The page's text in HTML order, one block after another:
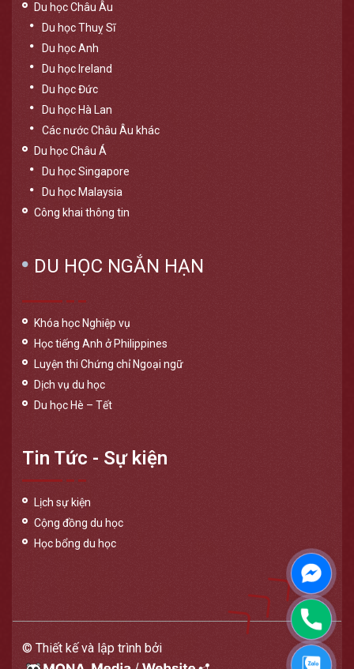
Du học Châu Âu
Du học Thuỵ Sĩ
Du học Anh
Du học Ireland
Du học Đức
Du học Hà Lan
Các nước Châu Âu khác
Du học Châu Á
Du học Singapore
Du học Malaysia
Công khai thông tin
DU HỌC NGẮN HẠN
Khóa học Nghiệp vụ
Học tiếng Anh ở Philippines
Luyện thi Chứng chỉ Ngoại ngữ
Dịch vụ du học
Du học Hè – Tết
Tin Tức - Sự kiện
Lịch sự kiện
Cộng đồng du học
Học bổng du học
© Thiết kế và lập trình bởi
Phone
Zalo